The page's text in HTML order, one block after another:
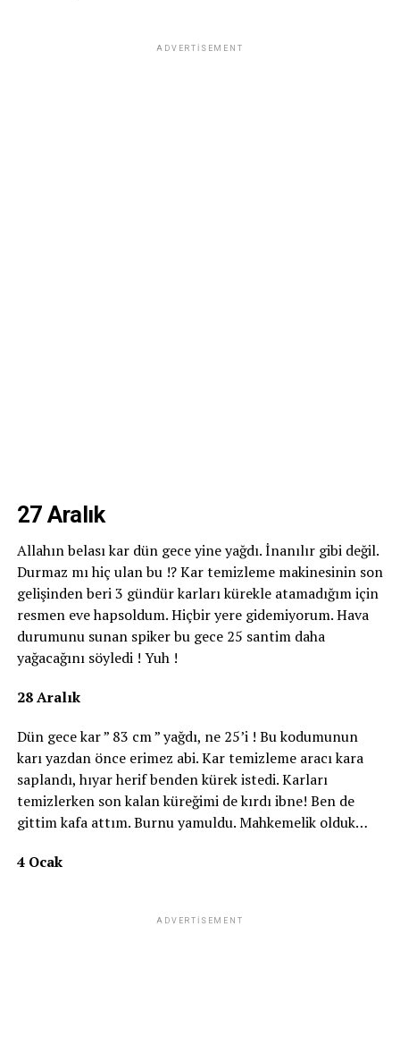
ADVERTISEMENT
27 Aralık
Allahın belası kar dün gece yine yağdı. İnanılır gibi değil.
Durmaz mı hiç ulan bu !? Kar temizleme makinesinin son
gelişinden beri 3 gündür karları kürekle atamadığım için
resmen eve hapsoldum. Hiçbir yere gidemiyorum. Hava
durumunu sunan spiker bu gece 25 santim daha
yağacağını söyledi ! Yuh !
28 Aralık
Dün gece kar ” 83 cm ” yağdı, ne 25’i ! Bu kodumunun
karı yazdan önce erimez abi. Kar temizleme aracı kara
saplandı, hıyar herif benden kürek istedi. Karları
temizlerken son kalan küreğimi de kırdı ibne! Ben de
gittim kafa attım. Burnu yamuldu. Mahkemelik olduk…
4 Ocak
ADVERTISEMENT